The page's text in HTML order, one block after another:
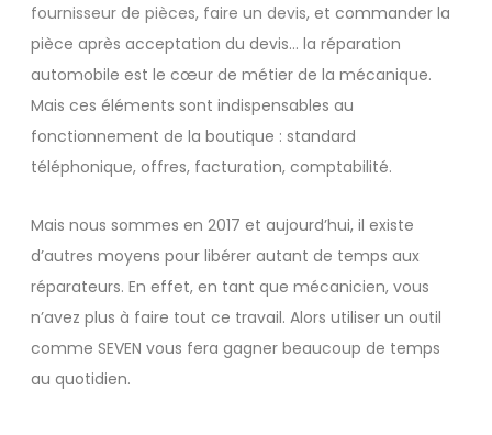
fournisseur de pièces, faire un devis,et commander la
pièce après acceptation du devis… la réparation
automobile est le cœur de métier de la mécanique.
Mais ces éléments sont indispensables au
fonctionnement de la boutique : standard
téléphonique, offres, facturation, comptabilité.
Mais nous sommes en 2017 et aujourd’hui, il existe
d’autres moyens pour libérer autant de temps aux
réparateurs. En effet, en tant que mécanicien, vous
n’avez plus à faire tout ce travail. Alors utiliser un outil
comme SEVEN vous fera gagner beaucoup de temps
au quotidien.